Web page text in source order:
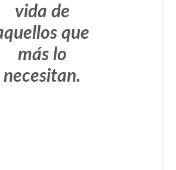
vida de
que
más lo
necesitan.